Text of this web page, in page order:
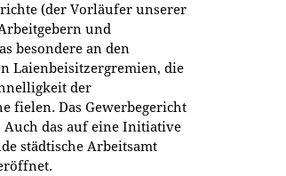
(der Vorläufer unserer
und
besondere an den
Laienbeisitzergremien, die
der
fielen. Das Gewerbegericht
Auch das auf eine Initiative
städtische Arbeitsamt